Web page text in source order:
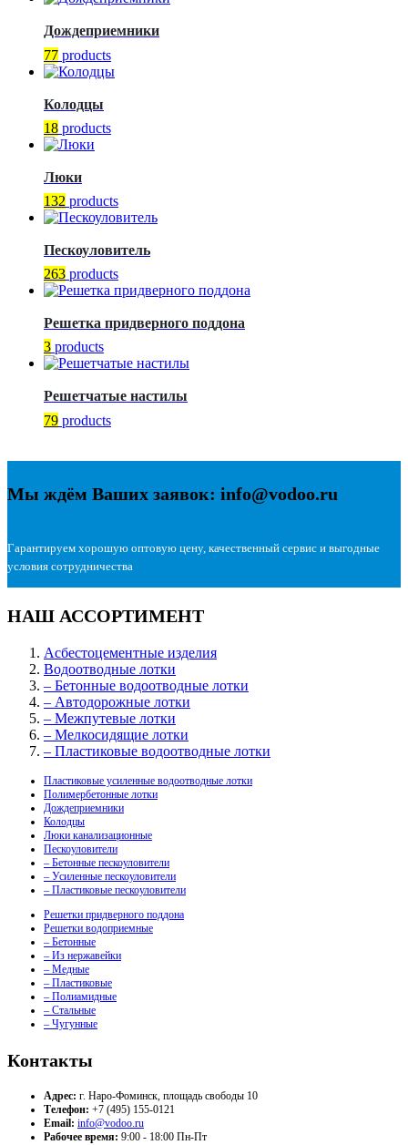
Дождеприемники
77 products
Колодцы
18 products
Люки
132 products
Пескоуловитель
263 products
Решетка придверного поддона
3 products
Решетчатые настилы
79 products
Мы ждём Ваших заявок: info@vodoo.ru
Гарантируем хорошую оптовую цену, качественный сервис и выгодные
условия сотрудничества
НАШ АССОРТИМЕНТ
Асбестоцементные изделия
Водоотводные лотки
– Бетонные водоотводные лотки
– Автодорожные лотки
– Межпутевые лотки
– Мелкосидящие лотки
– Пластиковые водоотводные лотки
Пластиковые усиленные водоотводные лотки
Полимербетонные лотки
Дождеприемники
Колодцы
Люки канализационные
Пескоуловители
– Бетонные пескоуловители
– Усиленные пескоуловители
– Пластиковые пескоуловители
Решетки придверного поддона
Решетки водоприемные
– Бетонные
– Из нержавейки
– Медные
– Пластиковые
– Полиамидные
– Стальные
– Чугунные
Контакты
Адрес: г. Наро-Фоминск, площадь свободы 10
Телефон: +7 (495) 155-0121
Email: info@vodoo.ru
Рабочее время: 9:00 - 18:00 Пн-Пт